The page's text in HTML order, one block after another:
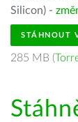
Silicon) -
STÁHNOUT
285 MB (